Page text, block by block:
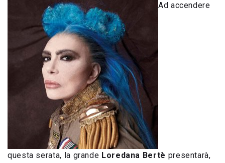
Ad accendere
questa serata, la grande Loredana Bertè presentarà,